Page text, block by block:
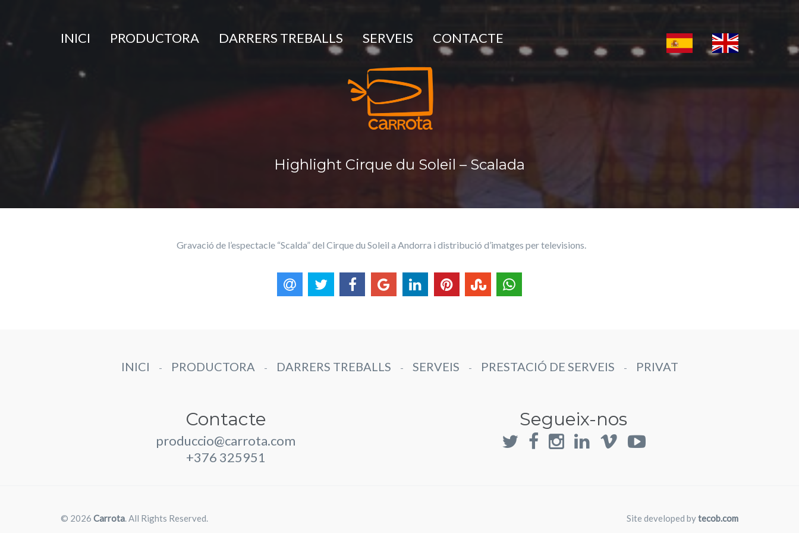
INICI PRODUCTORA DARRERS TREBALLS SERVEIS CONTACTE
Highlight Cirque du Soleil – Scalada
Gravació de l’espectacle “Scalda” del Cirque du Soleil a Andorra i distribució d’imatges per televisions.
INICI - PRODUCTORA - DARRERS TREBALLS - SERVEIS - PRESTACIÓ DE SERVEIS - PRIVAT
Contacte
produccio@carrota.com
+376 325951
Segueix-nos
© 2026 Carrota. All Rights Reserved. Site developed bytecob.com